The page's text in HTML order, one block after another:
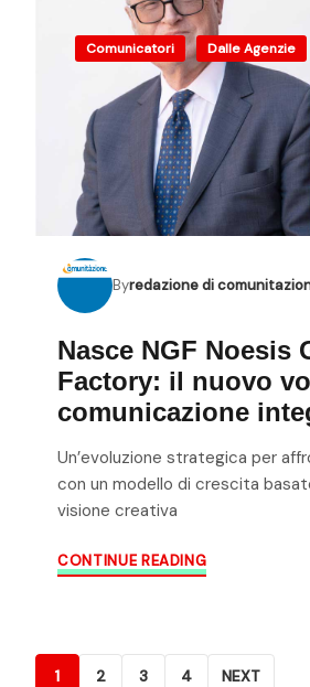
Comunicatori Dalle Agenzie
Byredazione di
Nasce NGF Noesis
Factory: il nuovo
comunicazione
Un’evoluzione strategica per
con un modello di crescita
visione creativa
CONTINUE READING
1 2 3 4 NEXT